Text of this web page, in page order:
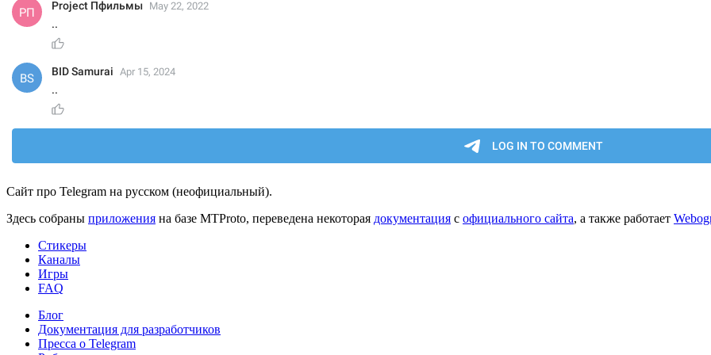
Сайт про Telegram на русском (неофициальный).
Здесь собраны приложения на базе MTProto, переведена некоторая документация с официального сайта, а также работает
Стикеры
Каналы
Игры
FAQ
Блог
Документация для разработчиков
Пресса о Telegram